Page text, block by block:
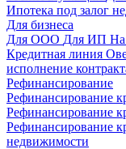
Ипотека под залог
Для бизнеса
Для ООО Для ИП На
Кредитная линия
исполнение
Рефинансирование
Рефинансирование
Рефинансирование
Рефинансирование
недвижимости